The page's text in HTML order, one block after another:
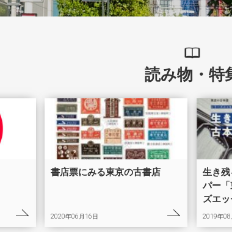
読み物・特
書店票にみる東京の古書店
2020年06月16日
生き
パー
ズエッ
2019年08